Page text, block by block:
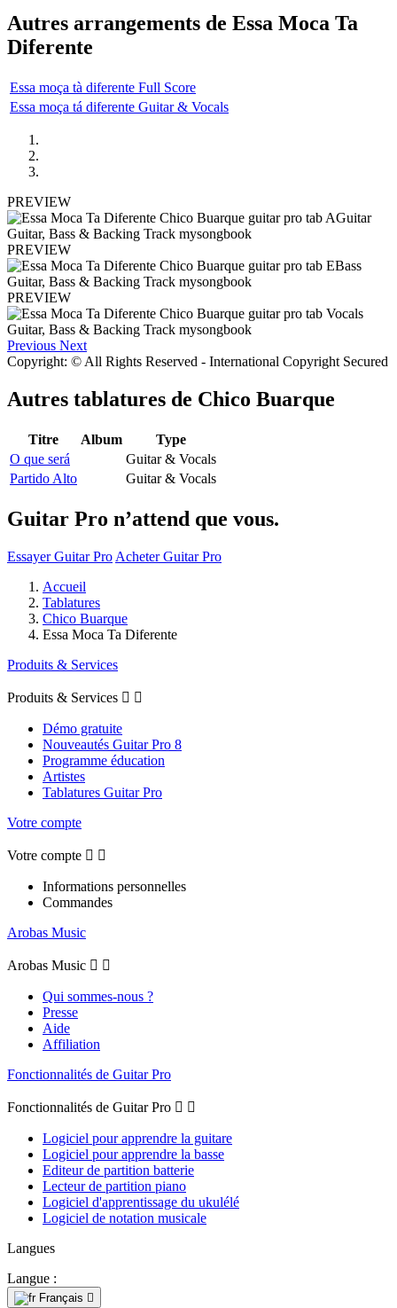
Autres arrangements de Essa Moca Ta
Diferente
Essa moça tà diferente Full Score
Essa moça tá diferente Guitar & Vocals
PREVIEW
PREVIEW
PREVIEW
Previous Next
Copyright: © All Rights Reserved - International Copyright Secured
Autres tablatures de Chico Buarque
Titre Album
Type
O que será
Guitar & Vocals
Partido Alto
Guitar & Vocals
Guitar Pro n’attend que vous.
Essayer Guitar Pro Acheter Guitar Pro
Accueil
Tablatures
Chico Buarque
Essa Moca Ta Diferente
Produits & Services
Produits & Services  
Démo gratuite
Nouveautés Guitar Pro 8
Programme éducation
Artistes
Tablatures Guitar Pro
Votre compte
Votre compte  
Informations personnelles
Commandes
Arobas Music
Arobas Music  
Qui sommes-nous ?
Presse
Aide
Affiliation
Fonctionnalités de Guitar Pro
Fonctionnalités de Guitar Pro  
Logiciel pour apprendre la guitare
Logiciel pour apprendre la basse
Editeur de partition batterie
Lecteur de partition piano
Logiciel d'apprentissage du ukulélé
Logiciel de notation musicale
Langues
Langue :
Français 